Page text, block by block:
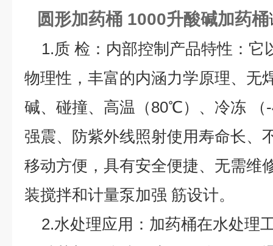
圆形加药桶 1000升酸碱加药桶
1.质 检：内部控制产品特性：它
物理性，丰富的内涵力学原理、无
碱、碰撞、高温（80℃）、冷冻
强震、防紫外线照射使用寿命长、
移动方便，具有安全便捷、无需维
装搅拌和计量泵加强 筋设计。
2.水处理应用：加药桶在水处理